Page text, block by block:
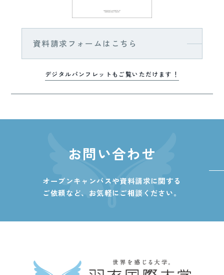
資料請求フォームはこちら
デジタルパンフレットもご覧いただけます！
お問い合わせ
オープンキャンパスや資料請求に関する
ご依頼など、 お気軽にご相談ください。